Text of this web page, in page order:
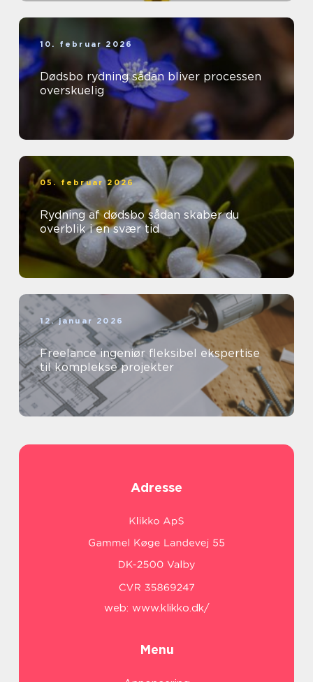
10. februar 2026
Dødsbo rydning sådan bliver processen
overskuelig
05. februar 2026
Rydning af dødsbo sådan skaber du
overblik i en svær tid
12. januar 2026
Freelance ingeniør fleksibel ekspertise
til komplekse projekter
Adresse
web: www.klikko.dk/
Menu